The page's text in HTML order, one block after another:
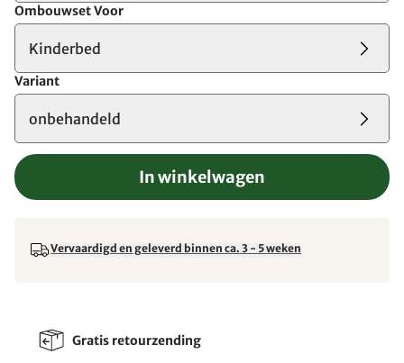
Ombouwset Voor
Kinderbed
Variant
onbehandeld
In winkelwagen
Vervaardigd en geleverd binnen ca. 3 - 5 weken
Gratis retourzending